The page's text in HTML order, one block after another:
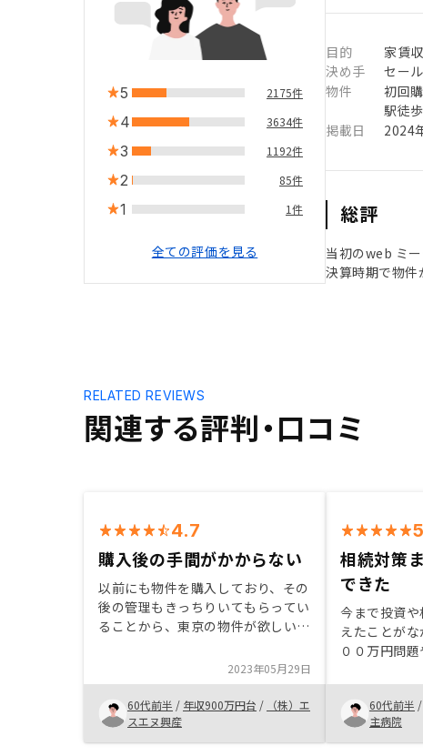
5 2175件
4 3634件
3 1192件
2 85件
1 1件
全ての評価を見る
目的
家賃
決め手
セー
物件
初回
駅徒
掲載日
2024
総評
当初のweb ミ
決算時期で物件
関連する評判・口コミ
RELATED REVIEWS
4.7
購入後の手間がかからない
以前にも物件を購入しており、その
後の管理もきっちりいてもらってい
ることから、東京の物件が欲しいと
介があり、その中で私のニーズに合
った物件を購入することにしまし
た。 RENOSYさんは購入後手間が
かからなく気に入っています。
2023年05月29日
60代前半 / 年収900万円台 /
（株）エ
スエヌ興産
相続対策
できた
今まで投資
えたことが
００万円問
聞くように
でも色々調
まずNISAは
と思い始め
えると暦年
60代前半 /
主病院